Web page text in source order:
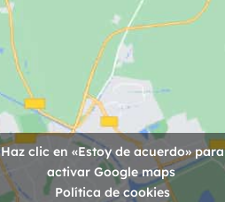
Haz clic en «Estoy de acuerdo» para
activar Google maps
Política de cookies